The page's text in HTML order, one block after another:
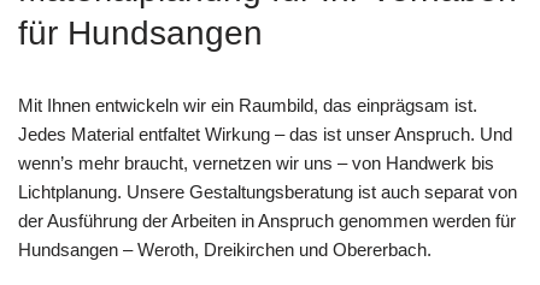
für Hundsangen
Mit Ihnen entwickeln wir ein Raumbild, das einprägsam ist.
Jedes Material entfaltet Wirkung – das ist unser Anspruch. Und
wenn’s mehr braucht, vernetzen wir uns – von Handwerk bis
Lichtplanung. Unsere Gestaltungsberatung ist auch separat von
der Ausführung der Arbeiten in Anspruch genommen werden für
Hundsangen – Weroth, Dreikirchen und Obererbach.